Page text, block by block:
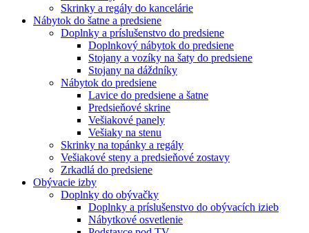
Skrinky a regály do kancelárie
Nábytok do šatne a predsiene
Doplnky a príslušenstvo do predsiene
Doplnkový nábytok do predsiene
Stojany a vozíky na šaty do predsiene
Stojany na dáždníky
Nábytok do predsiene
Lavice do predsiene a šatne
Predsieňové skrine
Vešiakové panely
Vešiaky na stenu
Skrinky na topánky a regály
Vešiakové steny a predsieňové zostavy
Zrkadlá do predsiene
Obývacie izby
Doplnky do obývačky
Doplnky a príslušenstvo do obývacích izieb
Nábytkové osvetlenie